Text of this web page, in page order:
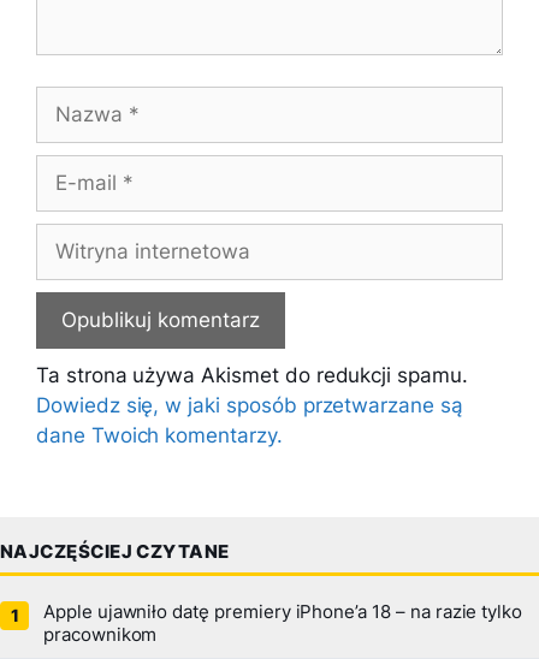
mail
internetowa
Ta strona używa Akismet do redukcji spamu.
Dowiedz się, w jaki sposób przetwarzane są
dane Twoich komentarzy.
NAJCZĘŚCIEJ CZYTANE
Apple ujawniło datę premiery iPhone’a 18 – na razie tylko
pracownikom